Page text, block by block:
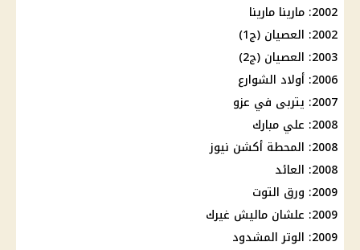
2002: مارينا مارينا
2002: العصيان (ج1)
2003: العصيان (ج2)
2006: أولاد الشوارع
2007: يتربى في عزو
2008: علي مبارك
2008: المحطة أكشن نيوز
2008: العائد
2009: ورق التوت
2009: علشان ماليش غيرك
2009: الوتر المشدود